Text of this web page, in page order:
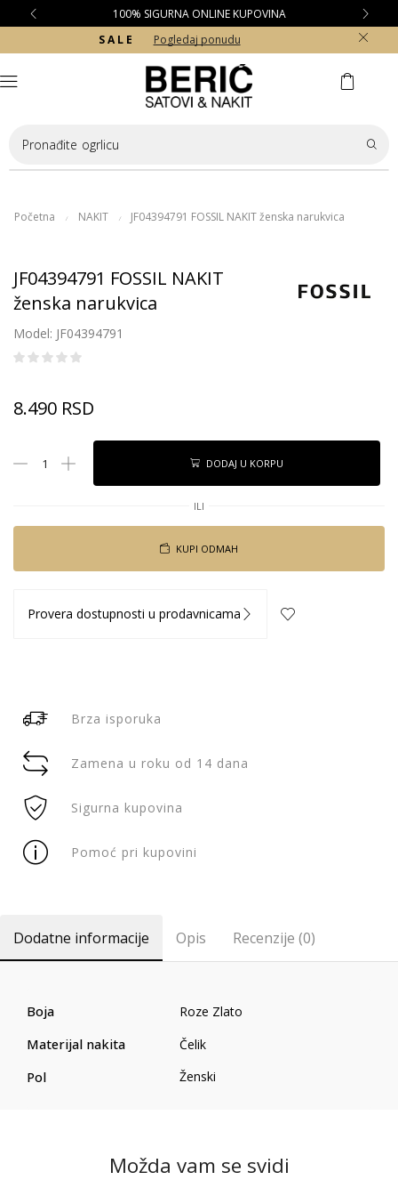
100% SIGURNA ONLINE KUPOVINA
S A L E
Pogledaj ponudu
Pronađite ogrlicu
Početna / NAKIT / JF04394791 FOSSIL NAKIT ženska narukvica
JF04394791 FOSSIL NAKIT
ženska narukvica
Model: JF04394791
8.490 RSD
DODAJ U KORPU
ILI
KUPI ODMAH
Provera dostupnosti u prodavnicama
Brza isporuka
Zamena u roku od 14 dana
Sigurna kupovina
Pomoć pri kupovini
Dodatne informacije Opis Recenzije (0)
Boja Roze Zlato
Materijal nakita Čelik
Pol Ženski
Možda vam se svidi